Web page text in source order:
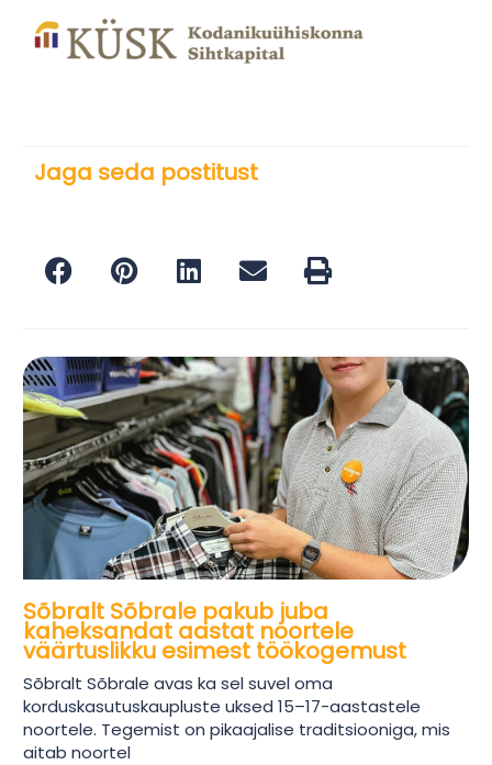
Jaga seda postitust
Sõbralt Sõbrale pakub juba
kaheksandat aastat noortele
väärtuslikku esimest töökogemust
Sõbralt Sõbrale avas ka sel suvel oma
korduskasutuskaupluste uksed 15–17-aastastele
noortele. Tegemist on pikaajalise traditsiooniga, mis
aitab noortel